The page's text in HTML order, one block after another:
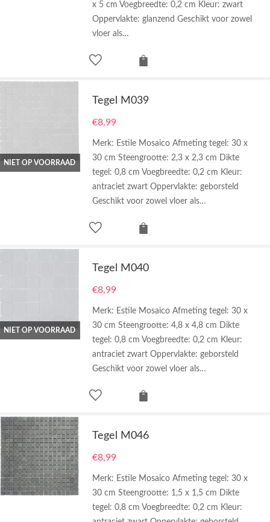
x 5 cm Voegbreedte: 0,2 cm Kleur: zwart
Oppervlakte: glanzend Geschikt voor zowel
vloer als…
NIET OP VOORRAAD
Tegel M039
€8,99
Merk: Estile Mosaico Afmeting tegel: 30 x
30 cm Steengrootte: 2,3 x 2,3 cm Dikte
tegel: 0,8 cm Voegbreedte: 0,2 cm Kleur:
antraciet zwart Oppervlakte: geborsteld
Geschikt voor zowel vloer als…
NIET OP VOORRAAD
Tegel M040
€8,99
Merk: Estile Mosaico Afmeting tegel: 30 x
30 cm Steengrootte: 4,8 x 4,8 cm Dikte
tegel: 0,8 cm Voegbreedte: 0,2 cm Kleur:
antraciet zwart Oppervlakte: geborsteld
Geschikt voor zowel vloer als…
Tegel M046
€8,99
Merk: Estile Mosaico Afmeting tegel: 30 x
30 cm Steengrootte: 1,5 x 1,5 cm Dikte
tegel: 0,8 cm Voegbreedte: 0,2 cm Kleur: